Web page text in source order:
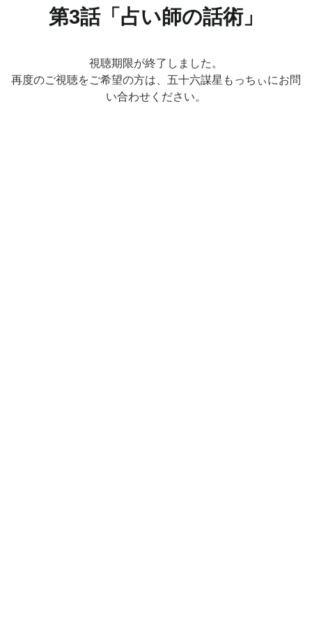
第3話「占い師の話術」
視聴期限が終了しました。
再度のご視聴をご希望の方は、五十六謀星もっちぃにお問
い合わせください。